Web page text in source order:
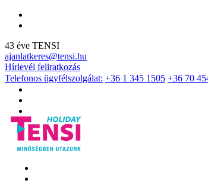
43 éve TENSI
ajanlatkeres@tensi.hu
Hírlevél feliratkozás
Telefonos ügyfélszolgálat: +36 1 345 1505 +36 70